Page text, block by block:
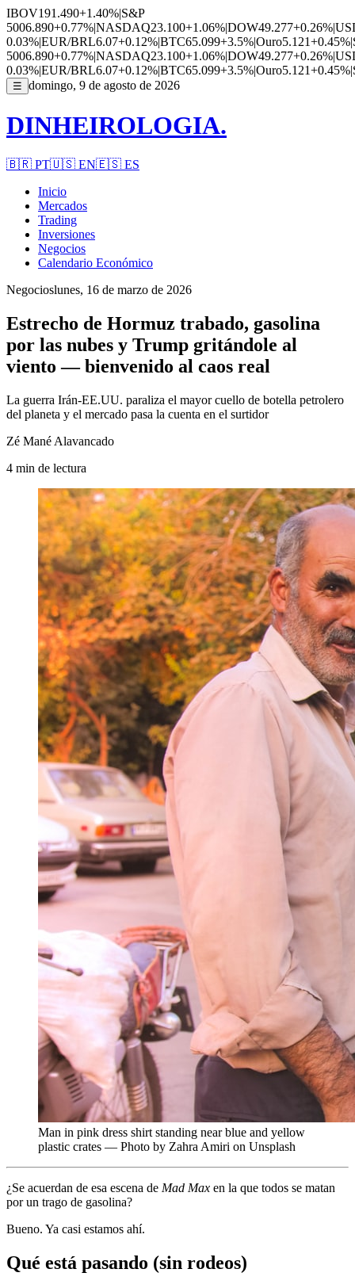
IBOV191.490+1.40%|S&P
5006.890+0.77%|NASDAQ23.100+1.06%|DOW49.277+0.26%|
0.03%|EUR/BRL6.07+0.12%|BTC65.099+3.5%|Ouro5.121+0.45%|
5006.890+0.77%|NASDAQ23.100+1.06%|DOW49.277+0.26%|
0.03%|EUR/BRL6.07+0.12%|BTC65.099+3.5%|Ouro5.121+0.45%|
☰ domingo, 9 de agosto de 2026
DINHEIROLOGIA.
🇧🇷 PT🇺🇸 EN🇪🇸 ES
Inicio
Mercados
Trading
Inversiones
Negocios
Calendario Económico
Negocioslunes, 16 de marzo de 2026
Estrecho de Hormuz trabado, gasolina
por las nubes y Trump gritándole al
viento — bienvenido al caos real
La guerra Irán-EE.UU. paraliza el mayor cuello de botella petrolero
del planeta y el mercado pasa la cuenta en el surtidor
Zé Mané Alavancado
4 min de lectura
Man in pink dress shirt standing near blue and yellow
plastic crates — Photo by Zahra Amiri on Unsplash
¿Se acuerdan de esa escena de Mad Max en la que todos se matan
por un trago de gasolina?
Bueno. Ya casi estamos ahí.
Qué está pasando (sin rodeos)